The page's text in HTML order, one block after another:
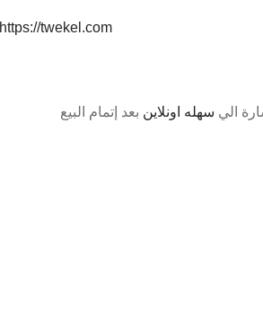
https://twekel.com
الي سهله اونلاين بعد إتمام البيع